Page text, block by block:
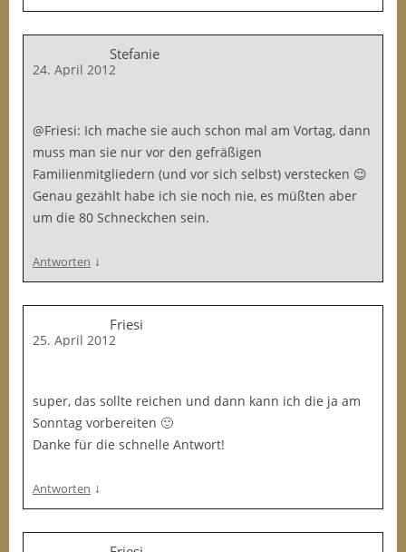
Stefanie
24. April 2012
@Friesi: Ich mache sie auch schon mal am Vortag, dann
muss man sie nur vor den gefräßigen
Familienmitgliedern (und vor sich selbst) verstecken 😉
Genau gezählt habe ich sie noch nie, es müßten aber
um die 80 Schneckchen sein.
Antworten ↓
Friesi
25. April 2012
super, das sollte reichen und dann kann ich die ja am
Sonntag vorbereiten 🙂
Danke für die schnelle Antwort!
Antworten ↓